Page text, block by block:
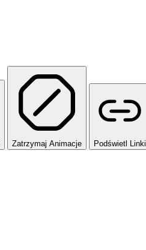
Zatrzymaj Animacje Podświetl Linki